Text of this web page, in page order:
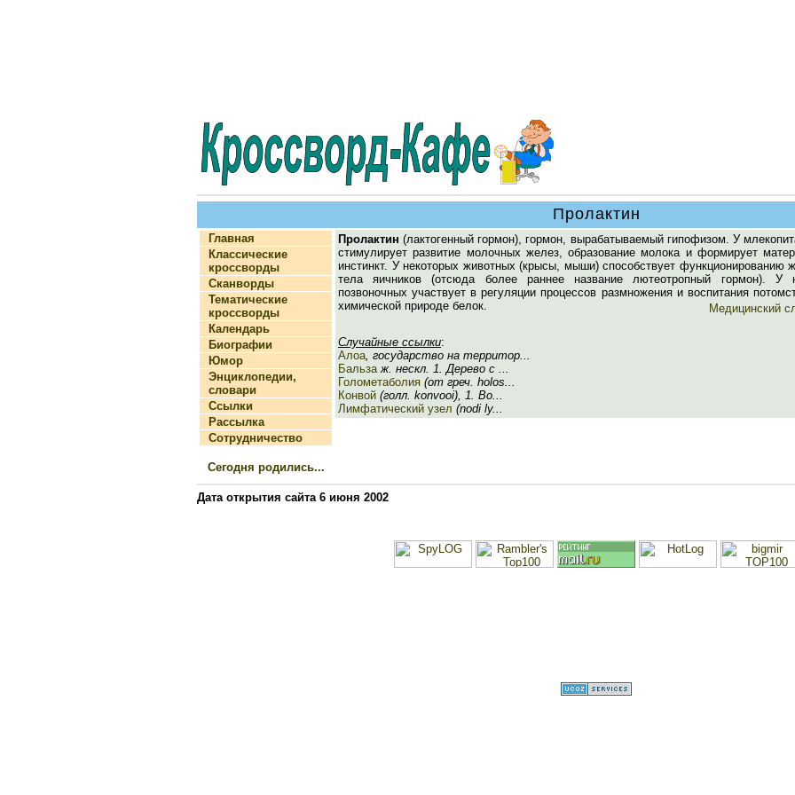
Пролактин
Главная
Классические
кроссворды
Сканворды
Тематические
кроссворды
Календарь
Биографии
Юмор
Энциклопедии,
словари
Ссылки
Рассылка
Сотрудничество
Сегодня родились...
Пролактин (лактогенный гормон), гормон, вырабатываемый гипофизом. У
стимулирует развитие молочных желез, образование молока и формирует
инстинкт. У некоторых животных (крысы, мыши) способствует функционированию
тела яичников (отсюда более раннее название лютеотропный гормон). У
позвоночных участвует в регуляции процессов размножения и воспитания
химической природе белок.
Медицинский
Случайные ссылки:
Алоа, государство на территор...
Бальзаж. нескл. 1. Дерево с ...
Голометаболия (от греч. holos...
Конвой (голл. konvooi), 1. Во...
Лимфатический узел (nodi ly...
Дата открытия сайта 6 июня 2002